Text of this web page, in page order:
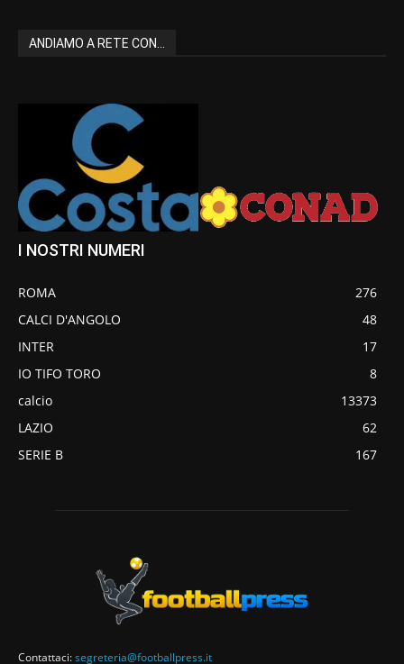
ANDIAMO A RETE CON...
I NOSTRI NUMERI
ROMA
276
CALCI D'ANGOLO
48
INTER
17
IO TIFO TORO
8
calcio
13373
LAZIO
62
SERIE B
167
Contattaci:segreteria@footballpress.it